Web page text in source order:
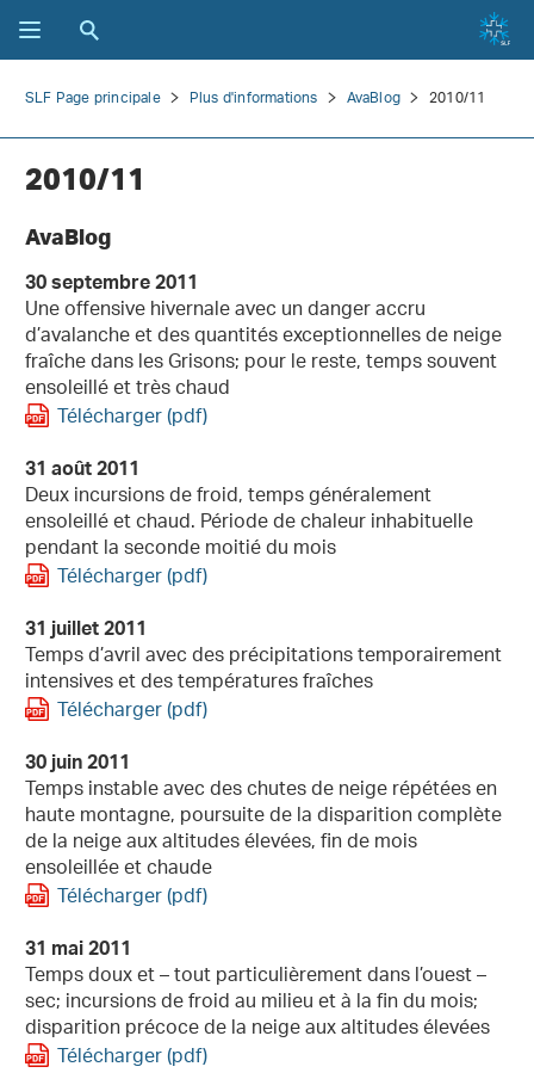
SLF Page principale Plus d'informations AvaBlog 2010/11
2010/11
AvaBlog
30 septembre 2011
Une offensive hivernale avec un danger accru
d’avalanche et des quantités exceptionnelles de neige
fraîche dans les Grisons; pour le reste, temps souvent
ensoleillé et très chaud
Télécharger (pdf)
31 août 2011
Deux incursions de froid, temps généralement
ensoleillé et chaud. Période de chaleur inhabituelle
pendant la seconde moitié du mois
Télécharger (pdf)
31 juillet 2011
Temps d’avril avec des précipitations temporairement
intensives et des températures fraîches
Télécharger (pdf)
30 juin 2011
Temps instable avec des chutes de neige répétées en
haute montagne, poursuite de la disparition complète
de la neige aux altitudes élevées, fin de mois
ensoleillée et chaude
Télécharger (pdf)
31 mai 2011
Temps doux et – tout particulièrement dans l’ouest –
sec; incursions de froid au milieu et à la fin du mois;
disparition précoce de la neige aux altitudes élevées
Télécharger (pdf)